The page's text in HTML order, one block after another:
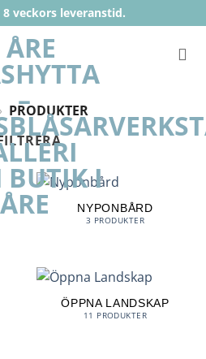
8 veckors leveranstid.
PRODUKTER
NYPONBÅRD
3 PRODUKTER
ÖPPNA LANDSKAP
11 PRODUKTER